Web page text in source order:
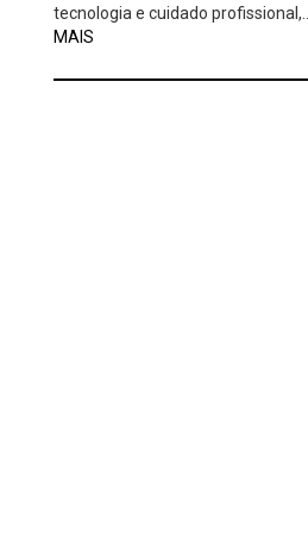
tecnologia e cuidado profissional,…
MAIS